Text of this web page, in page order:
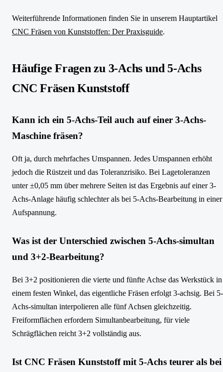
Weiterführende Informationen finden Sie in unserem Hauptartikel
CNC Fräsen von Kunststoffen: Der Praxisguide.
Häufige Fragen zu 3-Achs und 5-Achs
CNC Fräsen Kunststoff
Kann ich ein 5-Achs-Teil auch auf einer 3-Achs-
Maschine fräsen?
Oft ja, durch mehrfaches Umspannen. Jedes Umspannen erhöht
jedoch die Rüstzeit und das Toleranzrisiko. Bei Lagetoleranzen
unter ±0,05 mm über mehrere Seiten ist das Ergebnis auf einer 3-
Achs-Anlage häufig schlechter als bei 5-Achs-Bearbeitung in einer
Aufspannung.
Was ist der Unterschied zwischen 5-Achs-simultan
und 3+2-Bearbeitung?
Bei 3+2 positionieren die vierte und fünfte Achse das Werkstück in
einem festen Winkel, das eigentliche Fräsen erfolgt 3-achsig. Bei 5-
Achs-simultan interpolieren alle fünf Achsen gleichzeitig.
Freiformflächen erfordern Simultanbearbeitung, für viele
Schrägflächen reicht 3+2 vollständig aus.
Ist CNC Fräsen Kunststoff mit 5-Achs teurer als bei